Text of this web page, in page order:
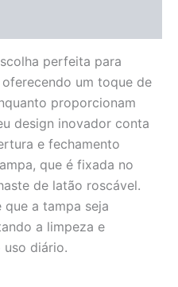
perfeita para
um toque de
proporcionam
design inovador conta
e fechamento
que é fixada no
de latão roscável.
a tampa seja
a limpeza e
uso diário.